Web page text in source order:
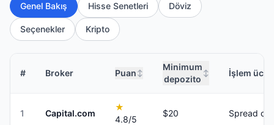
Genel Bakış Hisse Senetleri Döviz
Seçenekler Kripto
# Broker Puan ↕
Minimum
depozito
↕ İşlem
1 Capital.com
★
4.8/5
$20 Spread